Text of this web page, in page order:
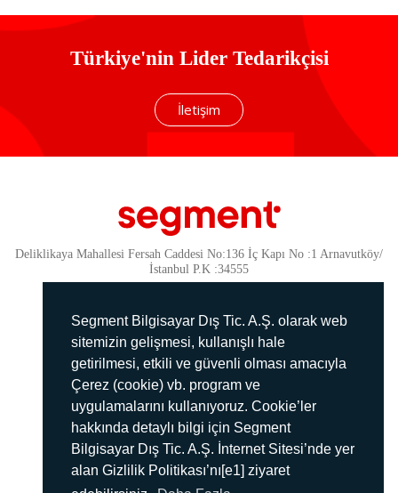
Segment Bilgisayar Dış Tic. A.Ş. olarak web
sitemizin gelişmesi, kullanışlı hale
getirilmesi, etkili ve güvenli olması amacıyla
Çerez (cookie) vb. program ve
uygulamalarını kullanıyoruz. Cookie’ler
hakkında detaylı bilgi için Segment
Bilgisayar Dış Tic. A.Ş. İnternet Sitesi’nde yer
alan Gizlilik Politikası’nı[e1] ziyaret
Türkiye'nin Lider Tedarikçisi
İletişim
Deliklikaya Mahallesi Fersah Caddesi No:136 İç Kapı No :1 Arnavutköy/
İstanbul P.K :34555
Güvenlik
KVKK Politikamız
Gizlilik Politikamız
Aydınlatma Metni
İmha Politikası
444 78 99
info@segment.com.tr